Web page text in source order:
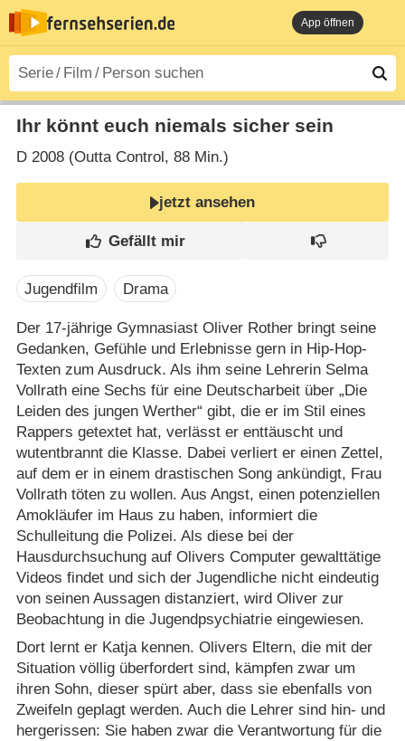
App öffnen
Ihr könnt euch niemals sicher sein
D2008 (Outta Control‎, 88 Min.)
jetzt ansehen
Jugendfilm Drama
Der 17-jährige Gymnasiast Oliver Rother bringt seine
Gedanken, Gefühle und Erlebnisse gern in Hip-Hop-
Texten zum Ausdruck. Als ihm seine Lehrerin Selma
Vollrath eine Sechs für eine Deutscharbeit über „Die
Leiden des jungen Werther“ gibt, die er im Stil eines
Rappers getextet hat, verlässt er enttäuscht und
wutentbrannt die Klasse. Dabei verliert er einen Zettel,
auf dem er in einem drastischen Song ankündigt, Frau
Vollrath töten zu wollen. Aus Angst, einen potenziellen
Amokläufer im Haus zu haben, informiert die
Schulleitung die Polizei. Als diese bei der
Hausdurchsuchung auf Olivers Computer gewalttätige
Videos findet und sich der Jugendliche nicht eindeutig
von seinen Aussagen distanziert, wird Oliver zur
Beobachtung in die Jugendpsychiatrie eingewiesen.
Dort lernt er Katja kennen. Olivers Eltern, die mit der
Situation völlig überfordert sind, kämpfen zwar um
ihren Sohn, dieser spürt aber, dass sie ebenfalls von
Zweifeln geplagt werden. Auch die Lehrer sind hin- und
hergerissen: Sie haben zwar die Verantwortung für die